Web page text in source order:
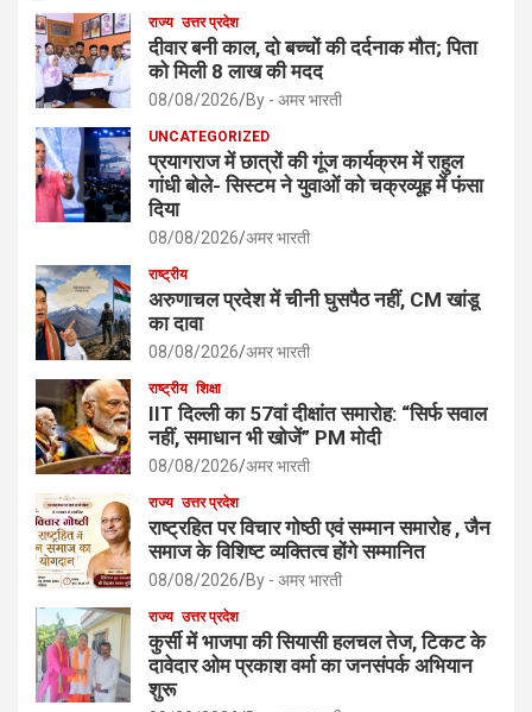
राज्य उत्तर प्रदेश
दीवार बनी काल, दो बच्चों की दर्दनाक मौत; पिता
को मिली 8 लाख की मदद
08/08/2026 By - अमर भारती
UNCATEGORIZED
प्रयागराज में छात्रों की गूंज कार्यक्रम में राहुल
गांधी बोले- सिस्टम ने युवाओं को चक्रव्यूह में फंसा
दिया
08/08/2026 अमर भारती
राष्ट्रीय
अरुणाचल प्रदेश में चीनी घुसपैठ नहीं, CM खांडू
का दावा
08/08/2026 अमर भारती
राष्ट्रीय शिक्षा
IIT दिल्ली का 57वां दीक्षांत समारोह: “सिर्फ सवाल
नहीं, समाधान भी खोजें” PM मोदी
08/08/2026 अमर भारती
राज्य उत्तर प्रदेश
राष्ट्रहित पर विचार गोष्ठी एवं सम्मान समारोह , जैन
समाज के विशिष्ट व्यक्तित्व होंगे सम्मानित
08/08/2026 By - अमर भारती
राज्य उत्तर प्रदेश
कुर्सी में भाजपा की सियासी हलचल तेज, टिकट के
दावेदार ओम प्रकाश वर्मा का जनसंपर्क अभियान
शुरू